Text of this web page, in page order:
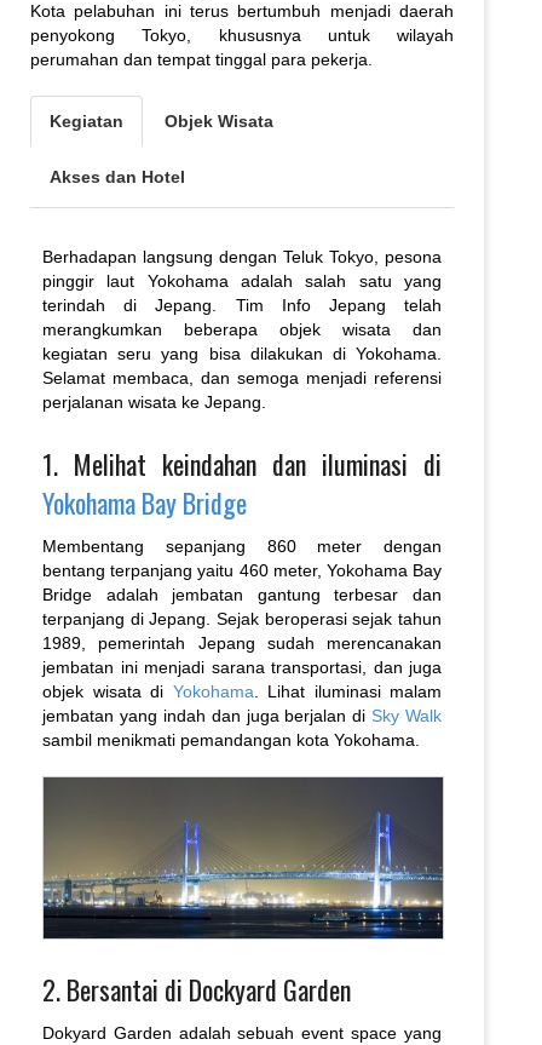
Kota pelabuhan ini terus bertumbuh menjadi daerah
penyokong Tokyo, khususnya untuk wilayah
perumahan dan tempat tinggal para pekerja.
Kegiatan Objek Wisata
Akses dan Hotel
Berhadapan langsung dengan Teluk Tokyo, pesona
pinggir laut Yokohama adalah salah satu yang
terindah di Jepang. Tim Info Jepang telah
merangkumkan beberapa objek wisata dan
kegiatan seru yang bisa dilakukan di Yokohama.
Selamat membaca, dan semoga menjadi referensi
perjalanan wisata ke Jepang.
1. Melihat keindahan dan iluminasi di
Yokohama Bay Bridge
Membentang sepanjang 860 meter dengan
bentang terpanjang yaitu 460 meter, Yokohama Bay
Bridge adalah jembatan gantung terbesar dan
terpanjang di Jepang. Sejak beroperasi sejak tahun
1989, pemerintah Jepang sudah merencanakan
jembatan ini menjadi sarana transportasi, dan juga
objek wisata di Yokohama . Lihat iluminasi malam
jembatan yang indah dan juga berjalan di Sky Walk
sambil menikmati pemandangan kota Yokohama.
2. Bersantai di Dockyard Garden
Dokyard Garden adalah sebuah event space yang